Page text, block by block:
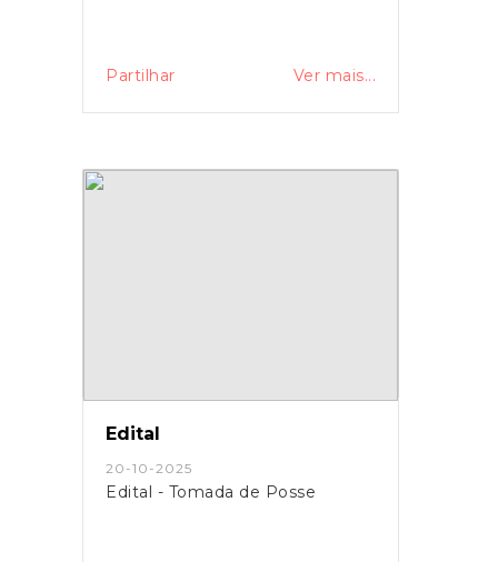
Partilhar Ver mais...
Edital
20-10-2025
Edital - Tomada de Posse